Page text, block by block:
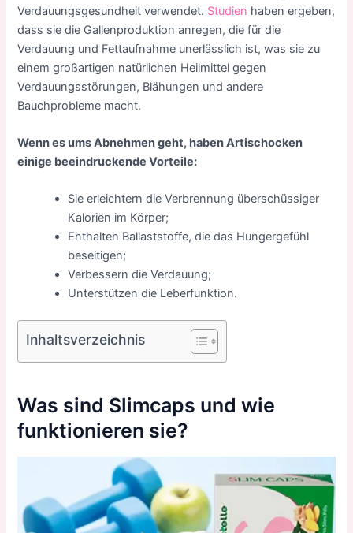
Verdauungsgesundheit verwendet. Studien haben ergeben,
dass sie die Gallenproduktion anregen, die für die
Verdauung und Fettaufnahme unerlässlich ist, was sie zu
einem großartigen natürlichen Heilmittel gegen
Verdauungsstörungen, Blähungen und andere
Bauchprobleme macht.
Wenn es ums Abnehmen geht, haben Artischocken
einige beeindruckende Vorteile:
Sie erleichtern die Verbrennung überschüssiger
Kalorien im Körper;
Enthalten Ballaststoffe, die das Hungergefühl
beseitigen;
Verbessern die Verdauung;
Unterstützen die Leberfunktion.
Inhaltsverzeichnis
Was sind Slimcaps und wie
funktionieren sie?